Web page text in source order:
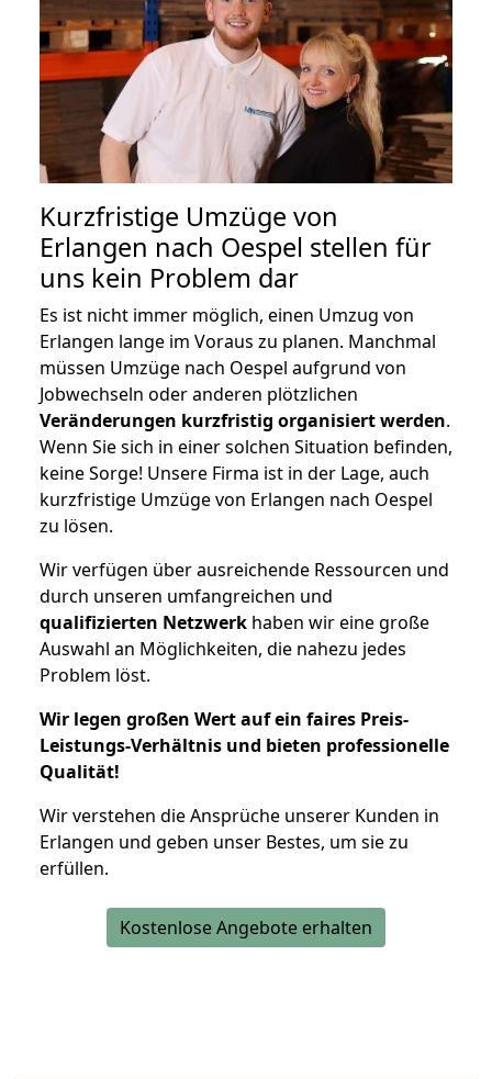
Kurzfristige Umzüge von
Erlangen nach Oespel stellen für
uns kein Problem dar
Es ist nicht immer möglich, einen Umzug von
Erlangen lange im Voraus zu planen. Manchmal
müssen Umzüge nach Oespel aufgrund von
Jobwechseln oder anderen plötzlichen
Veränderungen kurzfristig organisiert werden.
Wenn Sie sich in einer solchen Situation befinden,
keine Sorge! Unsere Firma ist in der Lage, auch
kurzfristige Umzüge von Erlangen nach Oespel
zu lösen.
Wir verfügen über ausreichende Ressourcen und
durch unseren umfangreichen und
qualifizierten Netzwerk haben wir eine große
Auswahl an Möglichkeiten, die nahezu jedes
Problem löst.
Wir legen großen Wert auf ein faires Preis-
Leistungs-Verhältnis und bieten professionelle
Qualität!
Wir verstehen die Ansprüche unserer Kunden in
Erlangen und geben unser Bestes, um sie zu
erfüllen.
Kostenlose Angebote erhalten